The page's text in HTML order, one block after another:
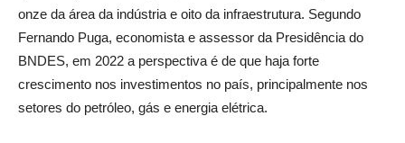
onze da área da indústria e oito da infraestrutura. Segundo
Fernando Puga, economista e assessor da Presidência do
BNDES, em 2022 a perspectiva é de que haja forte
crescimento nos investimentos no país, principalmente nos
setores do petróleo, gás e energia elétrica.